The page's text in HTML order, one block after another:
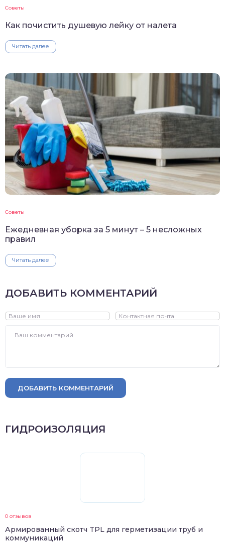
Советы
Как почистить душевую лейку от налета
Читать далее
Советы
Ежедневная уборка за 5 минут – 5 несложных
правил
Читать далее
ДОБАВИТЬ КОММЕНТАРИЙ
ДОБАВИТЬ КОММЕНТАРИЙ
ГИДРОИЗОЛЯЦИЯ
0 отзывов
Армированный скотч TPL для герметизации труб и
коммуникаций